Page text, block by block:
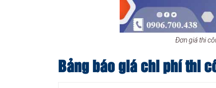
Đơn giá thi
Bảng báo giá chi phí thi